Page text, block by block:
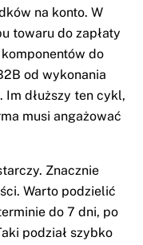
na konto. W
towaru do zapłaty
do
od wykonania
dłuższy ten cykl,
musi angażować
Znacznie
Warto podzielić
do 7 dni, po
podział szybko